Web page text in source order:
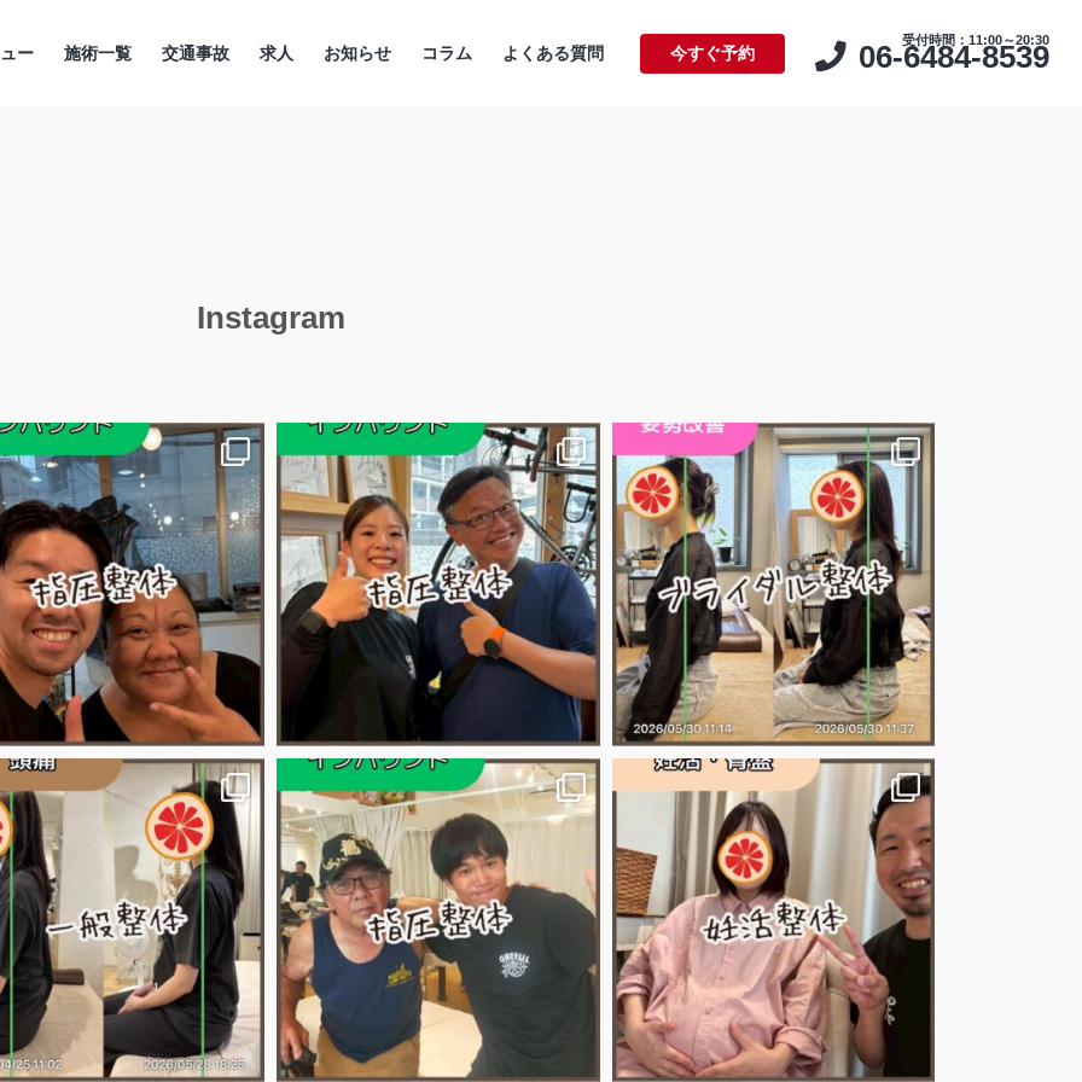
ー 施術一覧 交通事故 求人 お知らせ コラム よくある質問 今すぐ予約
受付時間：11:00～20:30
06-6484-8539
Instagram